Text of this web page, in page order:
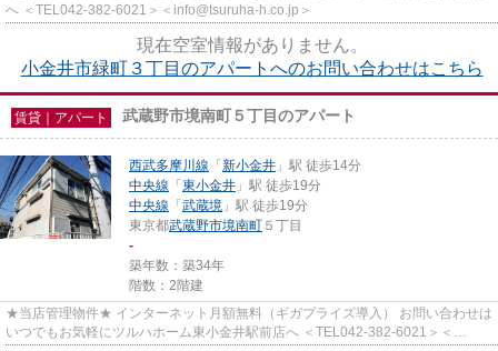
へ ＜TEL042-382-6021＞＜info@tsuruha-h.co.jp＞
現在空室情報がありません。
小金井市緑町３丁目のアパートへのお問い合わせはこちら
賃貸｜アパート 武蔵野市境南町５丁目のアパート
西武多摩川線 「 新小金井 」駅 徒歩14分
中央線 「 東小金井 」駅 徒歩19分
中央線 「 武蔵境 」駅 徒歩19分
東京都武蔵野市境南町 ５丁目
-
築年数：築34年
階数：2階建
★当店管理物件★ インターネット月額無料（ギガプライズ導入） お問い合わせは
いつでもお気軽にツルハホーム東小金井駅前店へ ＜TEL042-382-6021＞＜